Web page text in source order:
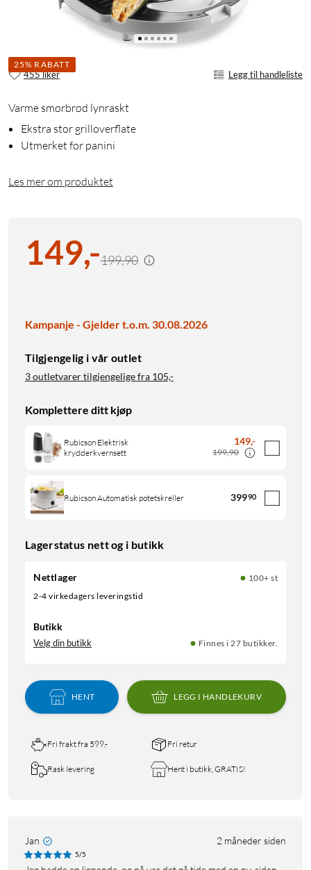
25% RABATT
455 liker Legg til handleliste
Varme smørbrød lynraskt
Ekstra stor grilloverflate
Utmerket for panini
Les mer om produktet
149,-199,90
Kampanje - Gjelder t.o.m. 30.08.2026
Tilgjengelig i vår outlet
3 outletvarer tilgjengelige fra 105,-
Komplettere ditt kjøp
Rubicson Elektrisk
krydderkvernsett
149,-
199,90
Rubicson Automatisk potetskreller 39990
Lagerstatus nett og i butikk
Nettlager
100+ st
2-4 virkedagers leveringstid
Butikk
Velg din butikk Finnes i 27 butikker.
HENT LEGG I HANDLEKURV
Fri frakt fra 599,- Fri retur
Rask levering Hent i butikk, GRATIS!
Jan 2 måneder siden
5/5